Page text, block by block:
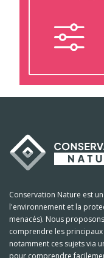
Conservation Nature est
l'environnement et la
menacés). Nous
comprendre les
notamment ces sujets via